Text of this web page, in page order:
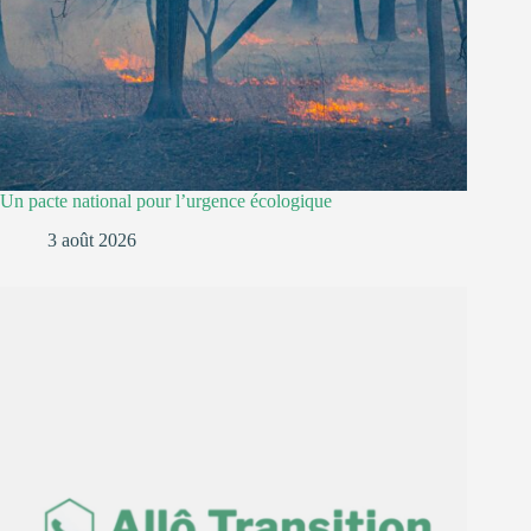
Un pacte national pour l’urgence écologique
3 août 2026